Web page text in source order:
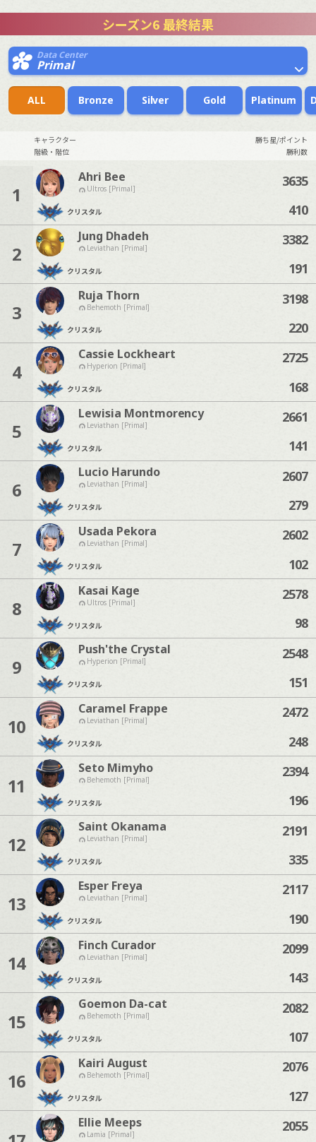
シーズン6 最終結果
Data Center
Primal
ALL Bronze Silver Gold Platinum
キャラクター
勝ち星/ポイント
階級・階位
勝利数
1
Ahri Bee
Ultros [Primal]
クリスタル
3635
410
2
Jung Dhadeh
Leviathan [Primal]
クリスタル
3382
191
3
Ruja Thorn
Behemoth [Primal]
クリスタル
3198
220
4
Cassie Lockheart
Hyperion [Primal]
クリスタル
2725
168
5
Lewisia Montmorency
Leviathan [Primal]
クリスタル
2661
141
6
Lucio Harundo
Leviathan [Primal]
クリスタル
2607
279
7
Usada Pekora
Leviathan [Primal]
クリスタル
2602
102
8
Kasai Kage
Ultros [Primal]
クリスタル
2578
98
9
Push'the Crystal
Hyperion [Primal]
クリスタル
2548
151
10
Caramel Frappe
Leviathan [Primal]
クリスタル
2472
248
11
Seto Mimyho
Behemoth [Primal]
クリスタル
2394
196
12
Saint Okanama
Leviathan [Primal]
クリスタル
2191
335
13
Esper Freya
Leviathan [Primal]
クリスタル
2117
190
14
Finch Curador
Leviathan [Primal]
クリスタル
2099
143
15
Goemon Da-cat
Behemoth [Primal]
クリスタル
2082
107
16
Kairi August
Behemoth [Primal]
クリスタル
2076
127
Ellie Meeps
Lamia [Primal]
2055